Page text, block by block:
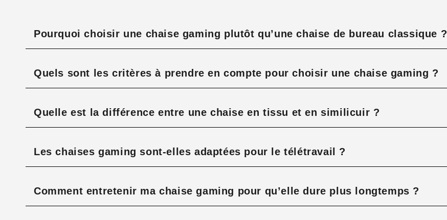
Pourquoi choisir une chaise gaming plutôt qu’une chaise de bureau classique ?
Quels sont les critères à prendre en compte pour choisir une chaise gaming ?
Quelle est la différence entre une chaise en tissu et en similicuir ?
Les chaises gaming sont-elles adaptées pour le télétravail ?
Comment entretenir ma chaise gaming pour qu’elle dure plus longtemps ?